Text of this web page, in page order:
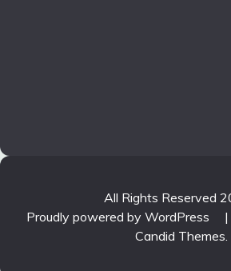
All Rights Reserved
Proudly powered by WordPress
|
Candid Themes